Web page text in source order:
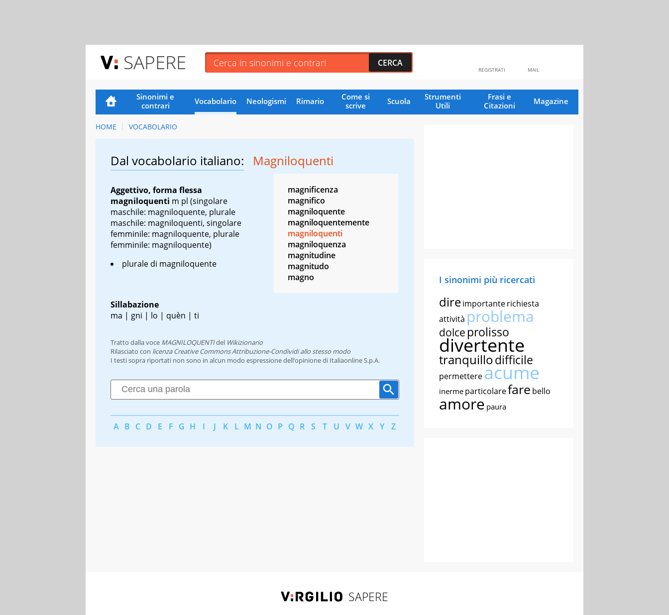
SAPERE MAIL
REGISTRATI
Sinonimi e
contrari
Vocabolario Neologismi Rimario
Come si
scrive
Scuola
Strumenti
Utili
Frasi e
Citazioni
Magazine
HOME VOCABOLARIO
Dal vocabolario italiano: Magniloquenti
Aggettivo, forma flessa
magniloquenti m pl (singolare
maschile: magniloquente, plurale
maschile: magniloquenti, singolare
femminile: magniloquente, plurale
femminile: magniloquente)
plurale di magniloquente
Sillabazione
ma | gni | lo | quèn | ti
magnificenza
magnifico
magniloquente
magniloquentemente
magniloquenti
magniloquenza
magnitudine
magnitudo
magno
Tratto dalla voce MAGNILOQUENTIdel Wikizionario
Rilasciato con licenza Creative Commons Attribuzione-Condividi allo stesso modo
I testi sopra riportati non sono in alcun modo espressione dell’opinione di Italiaonline S.p.A.
A B C D E F G H I J K L M N O P Q R S T U V W X Y Z
I sinonimi più ricercati
direimportanterichiesta
attività problema
dolce prolisso
divertente
tranquillodifficile
permettereacume
inerme particolarefare bello
amore paura
SAPERE